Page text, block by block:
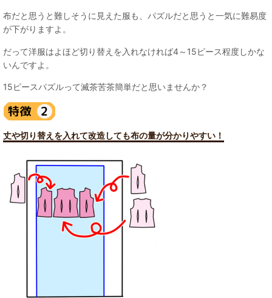
布だと思うと難しそうに見えた服も、パズルだと思うと一気に難易度
が下がりますよ。
だって洋服はよほど切り替えを入れなければ4～15ピース程度しかな
いんですよ。
15ピースパズルって滅茶苦茶簡単だと思いませんか？
丈や切り替えを入れて改造しても布の量が分かりやすい！